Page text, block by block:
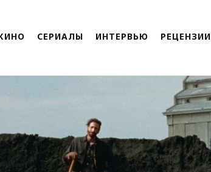
СЕРИАЛЫ ИНТЕРВЬЮ РЕЦЕНЗИИ